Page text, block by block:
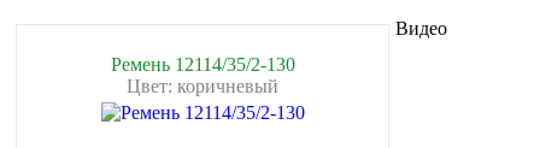
Ремень 12114/35/2-130
Цвет: коричневый
Видео